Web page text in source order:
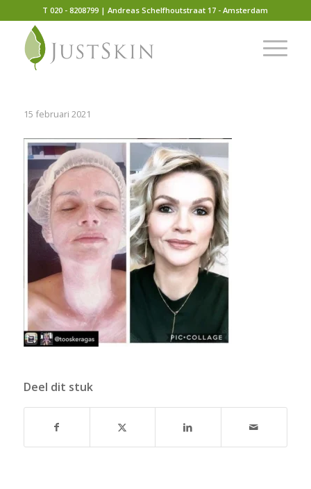
T 020 - 8208799 | Andreas Schelfhoutstraat 17 - Amsterdam
15 februari 2021
Deel dit stuk